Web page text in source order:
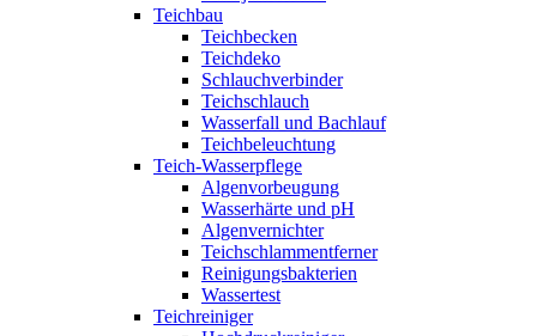
Teichbau
Teichbecken
Teichdeko
Schlauchverbinder
Teichschlauch
Wasserfall und Bachlauf
Teichbeleuchtung
Teich-Wasserpflege
Algenvorbeugung
Wasserhärte und pH
Algenvernichter
Teichschlammentferner
Reinigungsbakterien
Wassertest
Teichreiniger